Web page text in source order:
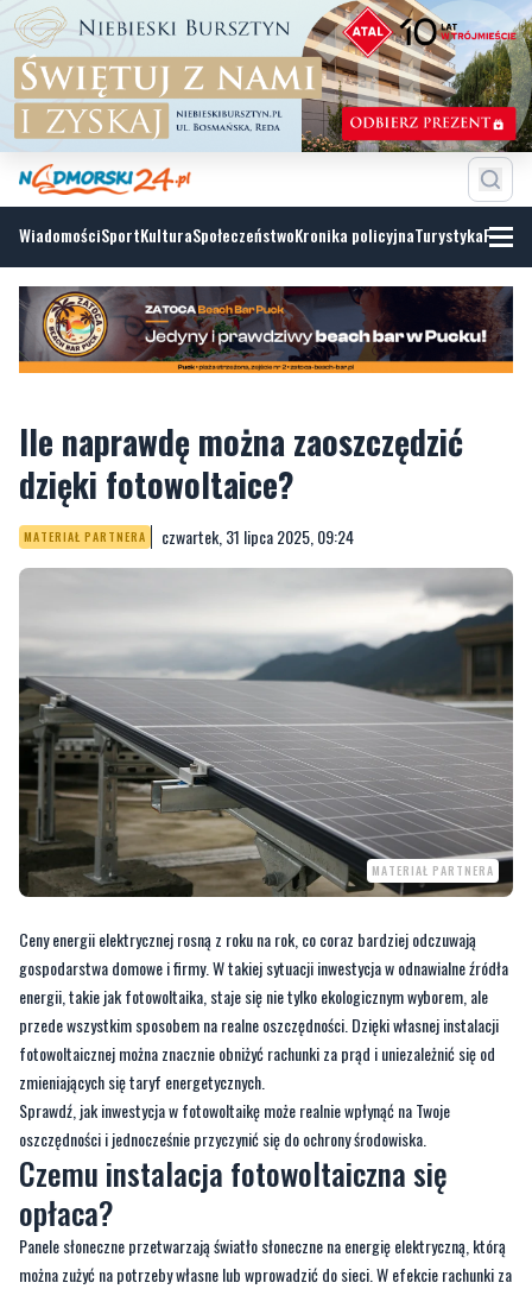
WiadomościSportKulturaSpołeczeństwoKronika policyjnaTurystyka
Ile naprawdę można zaoszczędzić
dzięki fotowoltaice?
MATERIAŁ PARTNERA czwartek, 31 lipca 2025, 09:24
MATERIAŁ PARTNERA
Ceny energii elektrycznej rosną z roku na rok, co coraz bardziej odczuwają
gospodarstwa domowe i firmy. W takiej sytuacji inwestycja w odnawialne źródła
energii, takie jak fotowoltaika, staje się nie tylko ekologicznym wyborem, ale
przede wszystkim sposobem na realne oszczędności. Dzięki własnej instalacji
fotowoltaicznej można znacznie obniżyć rachunki za prąd i uniezależnić się od
zmieniających się taryf energetycznych.
Sprawdź, jak inwestycja w fotowoltaikę może realnie wpłynąć na Twoje
oszczędności i jednocześnie przyczynić się do ochrony środowiska.
Czemu instalacja fotowoltaiczna się
opłaca?
Panele słoneczne przetwarzają światło słoneczne na energię elektryczną, którą
można zużyć na potrzeby własne lub wprowadzić do sieci. W efekcie rachunki za